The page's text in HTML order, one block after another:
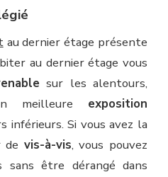
au dernier étage présente
au dernier étage vous
sur les alentours,
meilleure exposition
inférieurs. Si vous avez la
de vis-à-vis, vous pouvez
être dérangé dans